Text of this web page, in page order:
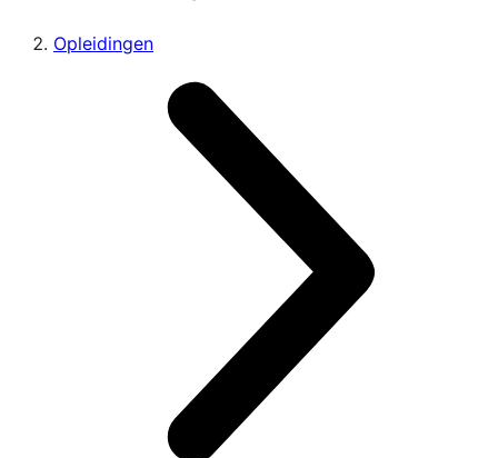
Opleidingen